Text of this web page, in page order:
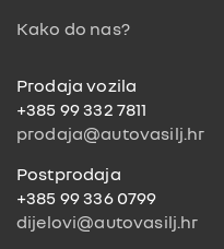
o
Kako do nas?
Prodaja vozila
+385 99 332 7811
prodaja@autovasilj.hr
Postprodaja
+385 99 336 0799
dijelovi@autovasilj.hr